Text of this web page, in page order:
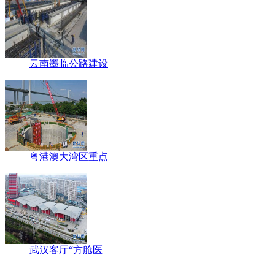
云南墨临公路建设
粤港澳大湾区重点
武汉客厅“方舱医